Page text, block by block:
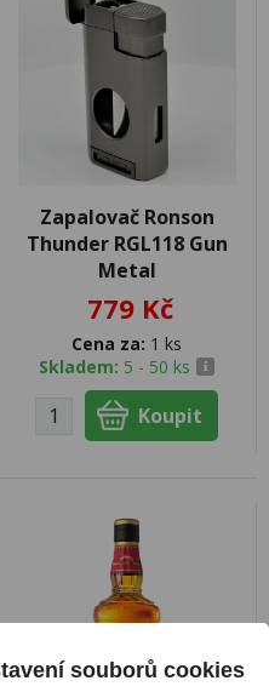
Zapalovač Ronson
Thunder RGL118 Gun
Metal
779 Kč
Cena za: 1 ks
Skladem: 5 - 50 ks
souborů cookies